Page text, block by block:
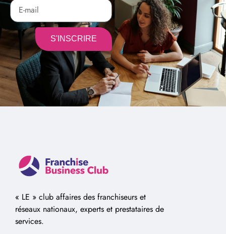
S'INSCRIRE
Alternative:
« LE » club affaires des franchiseurs et
réseaux nationaux, experts et prestataires de
services.